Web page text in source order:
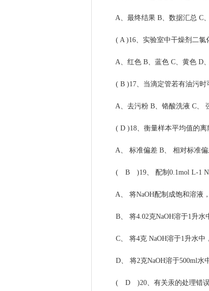
A、最终结果 B、数据汇总 C、
( A )16、实验室中干燥剂二氯
A、红色 B、蓝色 C、黄色 D
( B )17、当滴定管若有油污时
A、去污粉 B、铬酸洗液 C、
( D )18、衡量样本平均值的离
A、 标准偏差 B、 相对标准偏
( B )19、 配制0.1mol L-1
A、 将NaOH配制成饱和溶液，
B、 将4.02克NaOH溶于1升水
C、 将4克 NaOH溶于1升水中
D、 将2克NaOH溶于500ml水
( D )20、有关汞的处理错误